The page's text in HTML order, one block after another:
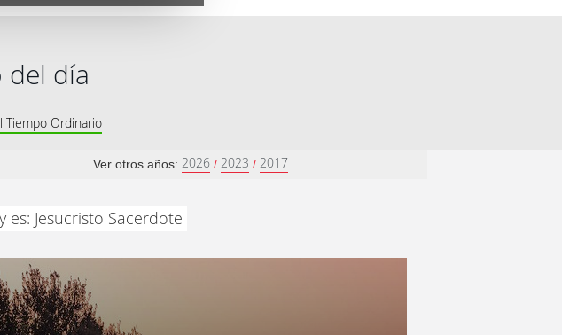
del día
Tiempo Ordinario
Ver otros años: 2026 / 2023 / 2017
es: Jesucristo Sacerdote